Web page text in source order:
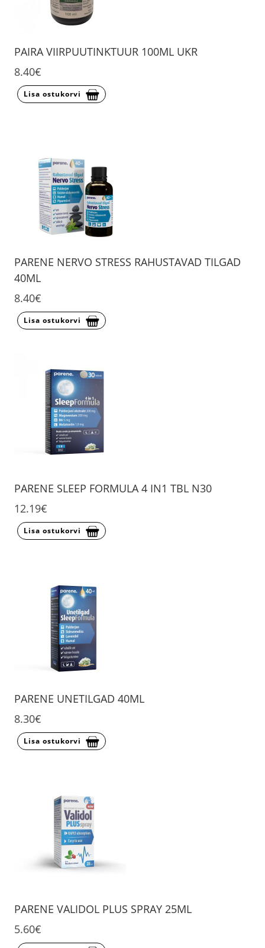
PAIRA VIIRPUUTINKTUUR 100ML UKR
8.40€
Lisa ostukorvi
PARENE NERVO STRESS RAHUSTAVAD TILGAD
40ML
8.40€
Lisa ostukorvi
PARENE SLEEP FORMULA 4 IN1 TBL N30
12.19€
Lisa ostukorvi
PARENE UNETILGAD 40ML
8.30€
Lisa ostukorvi
PARENE VALIDOL PLUS SPRAY 25ML
5.60€